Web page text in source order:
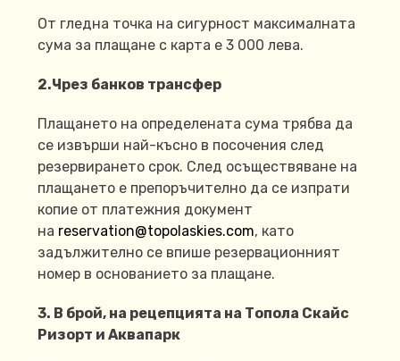
От гледна точка на сигурност максималната
сума за плащане с карта е 3 000 лева.
2.Чрез банков трансфер
Плащането на определената сума трябва да
се извърши най-късно в посочения след
резервирането срок. След осъществяване на
плащането е препоръчително да се изпрати
копие от платежния документ
на reservation@topolaskies.com, като
задължително се впише резервационният
номер в основанието за плащане.
3. В брой, на рецепцията на Топола Скайс
Ризорт и Аквапарк